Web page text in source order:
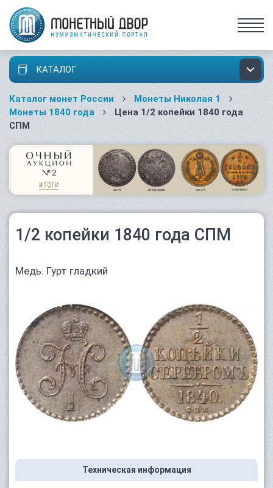
КАТАЛОГ
Каталог монет России
Монеты Николая 1
Монеты 1840 года
Цена 1/2 копейки 1840 года
СПМ
1/2 копейки 1840 года СПМ
Медь. Гурт гладкий
Техническая информация